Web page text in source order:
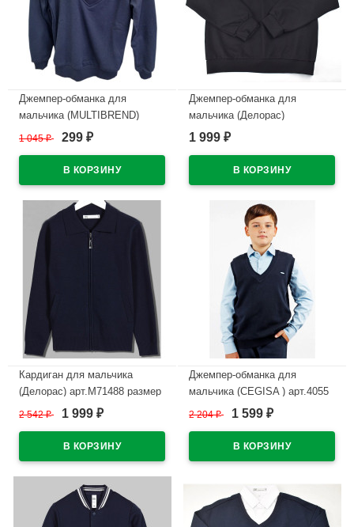
Джемпер-обманка для
мальчика (MULTIBREND)
арт.ДЖ01 размерный ряд
синий с голубым воротом
1 045₽ 299 ₽
Джемпер-обманка для
мальчика (Делорас)
арт.G71475 размер 34/134-
1 999 ₽
Кардиган для мальчика
(Делорас) арт.M71488 размер
34/134-44/164 цвет черный
2 542₽ 1 999 ₽
Джемпер-обманка для
мальчика (CEGISA ) арт.4055
размерный ряд 36/140-40/152
2 204₽ 1 599 ₽